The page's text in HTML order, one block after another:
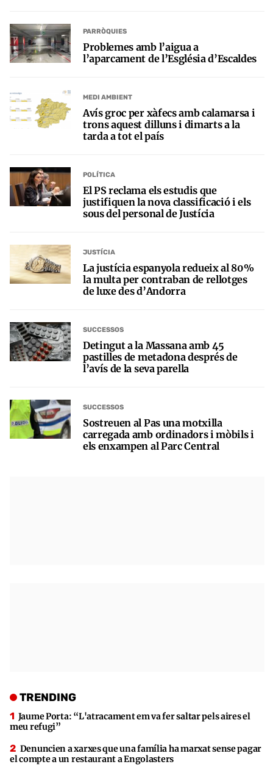
PARRÒQUIES
Problemes amb l’aigua a
l’aparcament de l’Església d’Escaldes
MEDI AMBIENT
Avís groc per xàfecs amb calamarsa i
trons aquest dilluns i dimarts a la
tarda a tot el país
POLÍTICA
El PS reclama els estudis que
justifiquen la nova classificació i els
sous del personal de Justícia
JUSTÍCIA
La justícia espanyola redueix al 80%
la multa per contraban de rellotges
de luxe des d’Andorra
SUCCESSOS
Detingut a la Massana amb 45
pastilles de metadona després de
l’avís de la seva parella
SUCCESSOS
Sostreuen al Pas una motxilla
carregada amb ordinadors i mòbils i
els enxampen al Parc Central
TRENDING
Jaume Porta: “L'atracament em va fer saltar pels aires el
meu refugi”
Denuncien a xarxes que una família ha marxat sense pagar
el compte a un restaurant a Engolasters